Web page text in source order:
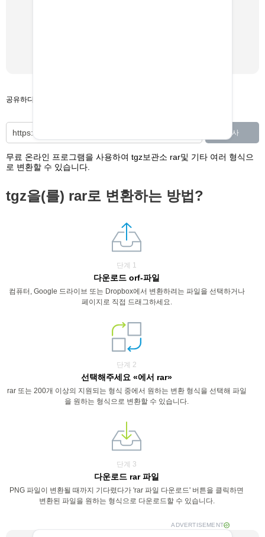
공유하다
복사
무료 온라인 프로그램을 사용하여 tgz보관소 rar및 기타 여러 형식으
로 변환할 수 있습니다.
tgz을(를) rar로 변환하는 방법?
단계 1
다운로드 orf-파일
컴퓨터, Google 드라이브 또는 Dropbox에서 변환하려는 파일을 선택하거나
페이지로 직접 드래그하세요.
단계 2
선택해주세요 «에서 rar»
rar 또는 200개 이상의 지원되는 형식 중에서 원하는 변환 형식을 선택해 파일
을 원하는 형식으로 변환할 수 있습니다.
단계 3
다운로드 rar 파일
PNG 파일이 변환될 때까지 기다렸다가 'rar 파일 다운로드' 버튼을 클릭하면
변환된 파일을 원하는 형식으로 다운로드할 수 있습니다.
ADVERTISEMENT